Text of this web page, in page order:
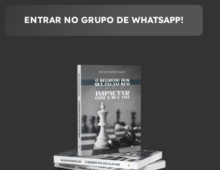
ENTRAR NO GRUPO DE WHATSAPP!